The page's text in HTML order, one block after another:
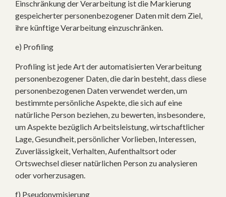
Einschränkung der Verarbeitung ist die Markierung
gespeicherter personenbezogener Daten mit dem Ziel,
ihre künftige Verarbeitung einzuschränken.
e) Profiling
Profiling ist jede Art der automatisierten Verarbeitung
personenbezogener Daten, die darin besteht, dass diese
personenbezogenen Daten verwendet werden, um
bestimmte persönliche Aspekte, die sich auf eine
natürliche Person beziehen, zu bewerten, insbesondere,
um Aspekte bezüglich Arbeitsleistung, wirtschaftlicher
Lage, Gesundheit, persönlicher Vorlieben, Interessen,
Zuverlässigkeit, Verhalten, Aufenthaltsort oder
Ortswechsel dieser natürlichen Person zu analysieren
oder vorherzusagen.
f) Pseudonymisierung